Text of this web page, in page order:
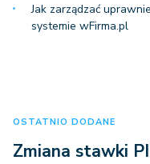
Jak zarządzać
systemie wFirma.pl
OSTATNIO DODANE
Zmiana stawki